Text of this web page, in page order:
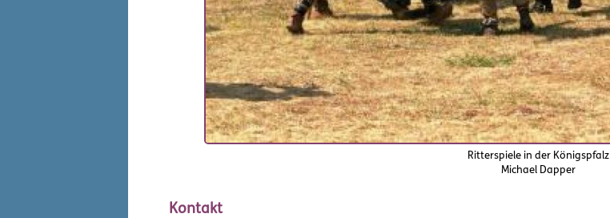
Ritterspiele in der Königspfalz
Michael Dapper
Kontakt